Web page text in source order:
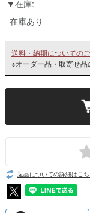
在庫:
在庫あり
送料・納期についての
※オーダー品・取寄せ
返品についての詳細はこ